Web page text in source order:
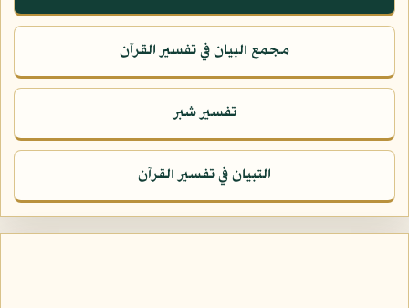
مجمع البيان في تفسير القرآن
تفسير شبر
التبيان في تفسير القرآن